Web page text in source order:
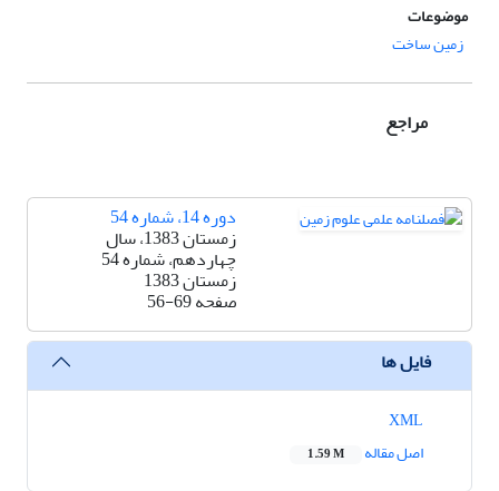
موضوعات
زمین ساخت
مراجع
دوره 14، شماره 54
زمستان 1383، سال
چهاردهم، شماره 54
زمستان 1383
صفحه56-69
فایل ها
اصل مقاله
1.59 M